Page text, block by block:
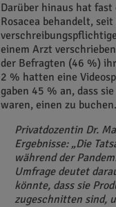
Darüber hinaus hat
Rosacea behandelt,
einem Arzt
der Befragten (46 %)
2 % hatten eine
gaben 45 % an, dass
waren, einen zu
Privatdozentin Dr.
Ergebnisse: „Die
während der
Umfrage deutet
könnte, dass sie
zugeschnitten sind,